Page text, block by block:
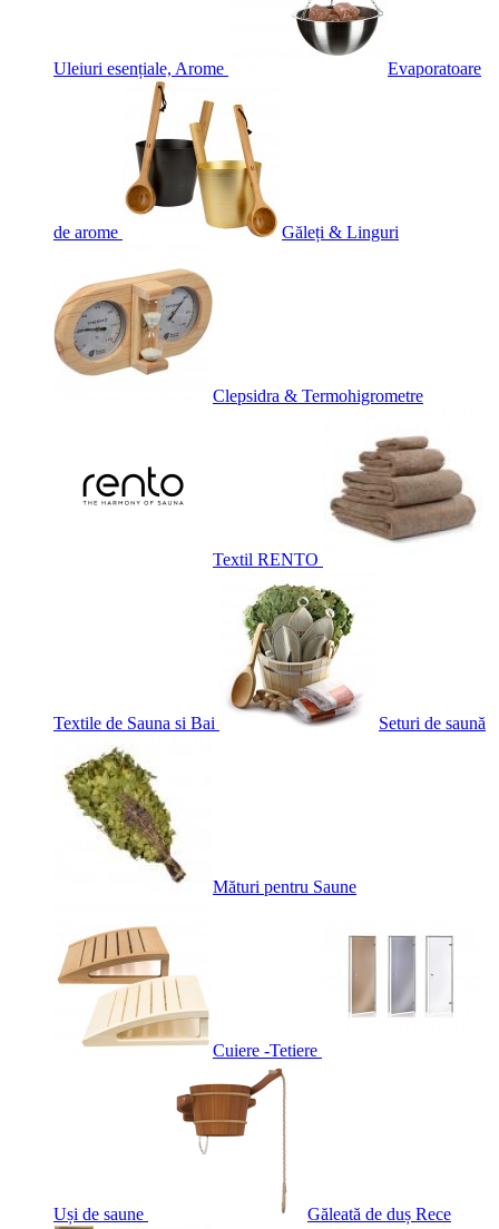
Uleiuri esențiale, Arome Evaporatoare
de arome Găleți & Linguri
Clepsidra & Termohigrometre
Textil RENTO
Textile de Sauna si Bai Seturi de saună
Mături pentru Saune
Cuiere -Tetiere
Uși de saune Găleată de duș Rece